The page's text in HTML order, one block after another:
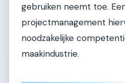
gebruiken neemt toe.
projectmanagement
noodzakelijke
maakindustrie.